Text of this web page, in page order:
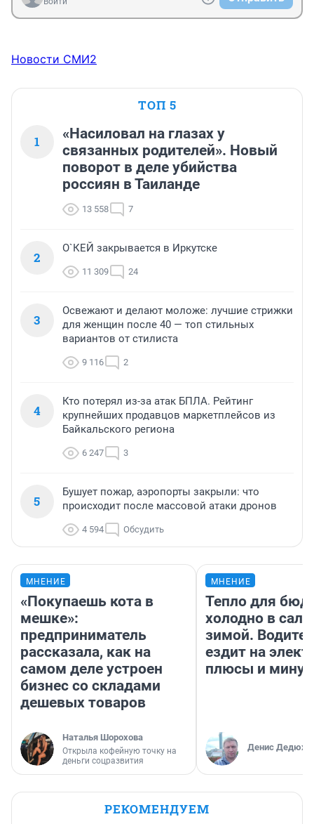
Новости СМИ2
ТОП 5
1
«Насиловал на глазах у
связанных родителей». Новый
поворот в деле убийства
россиян в Таиланде
13 558 7
2
О`КЕЙ закрывается в Иркутске
11 309 24
3
Освежают и делают моложе: лучшие стрижки
для женщин после 40 — топ стильных
вариантов от стилиста
9 116 2
4
Кто потерял из-за атак БПЛА. Рейтинг
крупнейших продавцов маркетплейсов из
Байкальского региона
6 247 3
5
Бушует пожар, аэропорты закрыли: что
происходит после массовой атаки дронов
4 594 Обсудить
МНЕНИЕ
«Покупаешь кота в
мешке»:
предприниматель
рассказала, как на
самом деле устроен
бизнес со складами
дешевых товаров
Наталья Шорохова
Открыла кофейную точку на
деньги соцразвития
МНЕНИЕ
Тепло для
холодно в
зимой.
ездит на
плюсы и
Денис
РЕКОМЕНДУЕМ